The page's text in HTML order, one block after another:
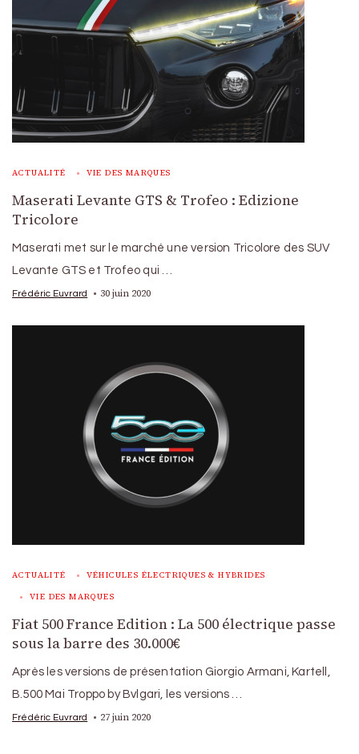
ACTUALITÉ VIE DES MARQUES
Maserati Levante GTS & Trofeo : Edizione
Tricolore
Maserati met sur le marché une version Tricolore des SUV
Levante GTS et Trofeo qui …
Frédéric Euvrard 30 juin 2020
ACTUALITÉ VÉHICULES ÉLECTRIQUES & HYBRIDES
VIE DES MARQUES
Fiat 500 France Edition : La 500 électrique passe
sous la barre des 30.000€
Après les versions de présentation Giorgio Armani, Kartell,
B.500 Mai Troppo by Bvlgari, les versions …
Frédéric Euvrard 27 juin 2020